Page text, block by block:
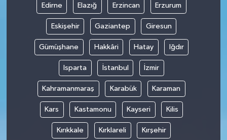
Edirne Elazığ Erzincan Erzurum
Eskişehir Gaziantep Giresun
Gümüşhane Hakkâri Hatay Iğdır
Isparta İstanbul İzmir
Kahramanmaraş Karabük Karaman
Kars Kastamonu Kayseri Kilis
Kırıkkale Kırklareli Kırşehir